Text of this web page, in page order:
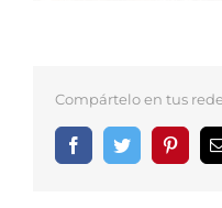
Compártelo en tus
FacebookTwitter